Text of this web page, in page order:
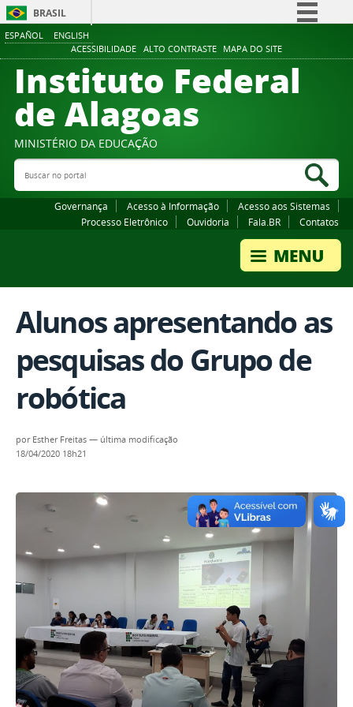
ESPAÑOL ENGLISH
ACESSIBILIDADE ALTO CONTRASTE MAPA DO SITE
BRASIL
Comunica BR
Participe
Canais
Instituto Federal
de Alagoas
MINISTÉRIO DA EDUCAÇÃO
Buscar no portal
Governança Acesso à Informação
Acesso aos Sistemas
Processo Eletrônico
Ouvidoria Fala.BR Contatos
Alunos apresentando as
pesquisas do Grupo de
robótica
por Esther Freitas — última modificação
18/04/2020 18h21